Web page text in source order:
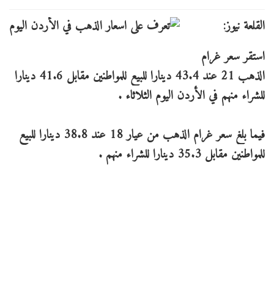
القلعة نيوز:
استقر سعر غرام
الذهب 21 عند 43.4 دينارا للبيع للمواطنين مقابل 41.6 دينارا
للشراء منهم في الأردن اليوم الثلاثاء .
فيما بلغ سعر غرام الذهب من عيار 18 عند 38.8 دينارا للبيع
للمواطنين مقابل 35.3 دينارا للشراء منهم .